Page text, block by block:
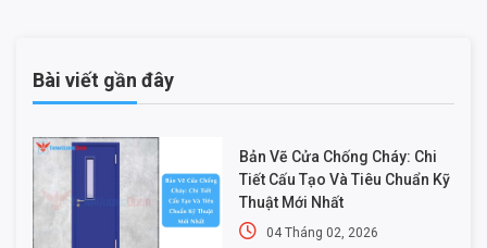
Bài viết gần đây
Bản Vẽ Cửa Chống Cháy: Chi
Tiết Cấu Tạo Và Tiêu Chuẩn Kỹ
Thuật Mới Nhất
04 Tháng 02, 2026